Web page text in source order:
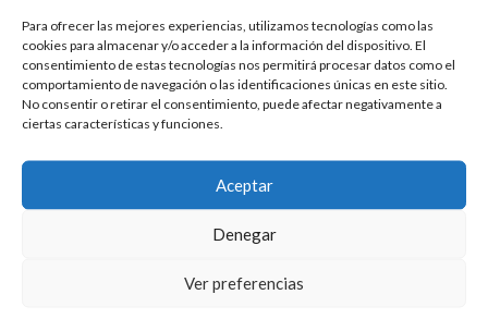
Para ofrecer las mejores experiencias, utilizamos tecnologías como las
cookies para almacenar y/o acceder a la información del dispositivo. El
consentimiento de estas tecnologías nos permitirá procesar datos como el
comportamiento de navegación o las identificaciones únicas en este sitio.
No consentir o retirar el consentimiento, puede afectar negativamente a
ciertas características y funciones.
Aceptar
Denegar
Ver preferencias